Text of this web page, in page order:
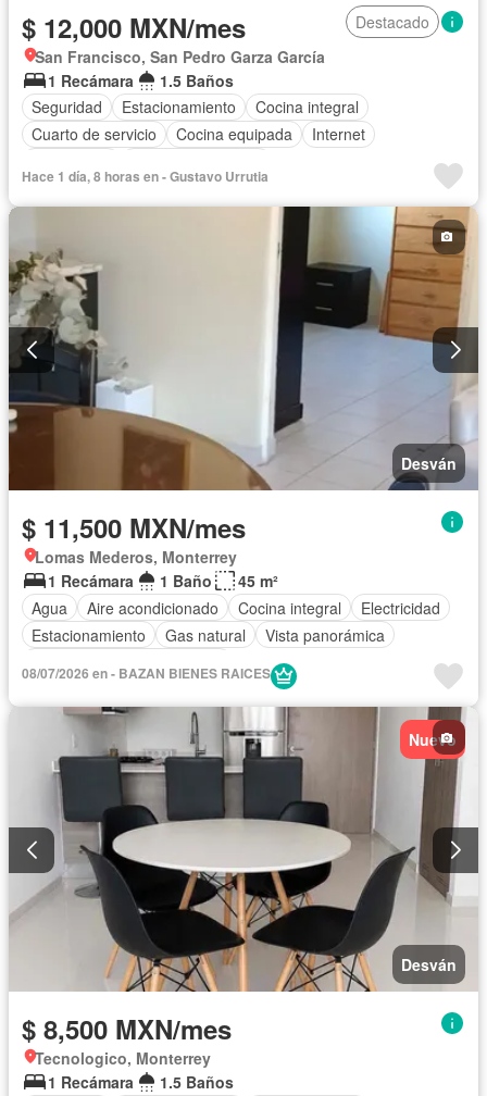
$ 12,000 MXN/mes
Destacado
San Francisco, San Pedro Garza García
1 Recámara
1.5 Baños
Seguridad
Estacionamiento
Cocina integral
Cuarto de servicio
Cocina equipada
Internet
Circuito cerrado de televisión
Agua
Cuarto de Limpieza
Recámara con closet
Vista panorámica
Permite mascotas
Completamente amueblado
Hace 1 día, 8 horas en - Gustavo Urrutia
Desván
$ 11,500 MXN/mes
Lomas Mederos, Monterrey
1 Recámara
1 Baño
45 m²
Agua
Aire acondicionado Cocina integral
Electricidad
Estacionamiento
Gas natural
Vista panorámica
08/07/2026 en - BAZAN BIENES RAICES
Nuevo
Desván
$ 8,500 MXN/mes
Tecnologico, Monterrey
1 Recámara
1.5 Baños